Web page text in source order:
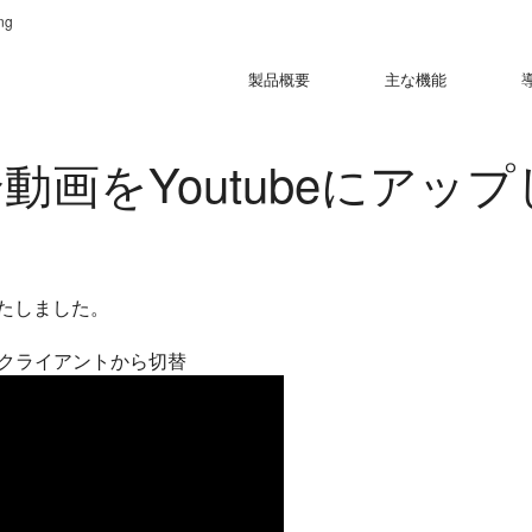
製品概要 主な機能
画をYoutubeにアップ
ました。
ライアントから切替